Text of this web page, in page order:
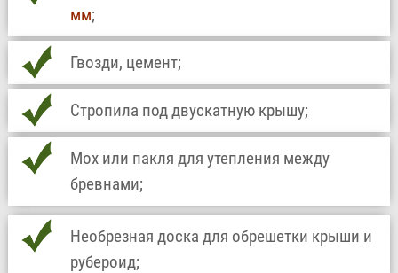
мм;
Гвозди, цемент;
Стропила под двускатную крышу;
Мох или пакля для утепления между
бревнами;
Необрезная доска для обрешетки крыши и
рубероид;